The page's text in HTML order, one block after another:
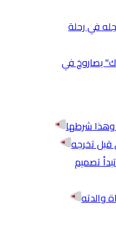
في رحلة
بصاروخ في
وهذا شرطها
قبل تخرجه
تصميم
والدته